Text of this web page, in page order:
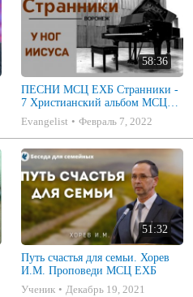
58:36
ПЕСНИ МСЦ ЕХБ Странники -
7 Христианский альбом МСЦ
ЕХБ
Evangelist Февраль 7, 2022
51:32
Путь счастья для семьи. Хорев
И.М. Проповеди МСЦ ЕХБ
Ученик
Декабрь 19, 2021